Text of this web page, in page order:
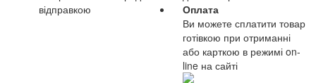
відправкою
Оплата
Ви можете сплатити товар
готівкою при отриманні
або карткою в режимі on-
line на сайті